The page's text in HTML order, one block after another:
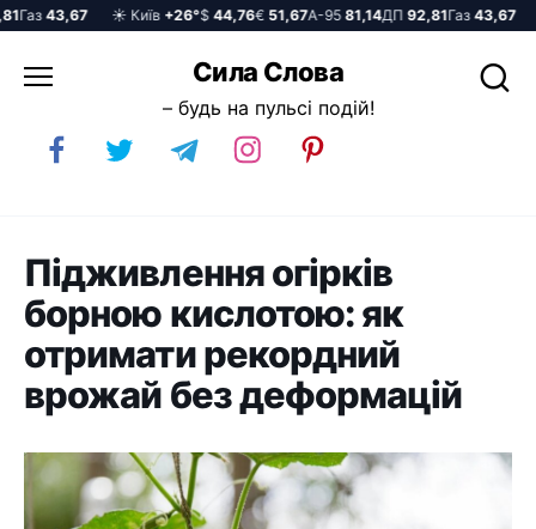
Газ43,67 ☀️ Київ+26°$44,76€51,67А-9581,14ДП92,81Газ43,67
до
Сила Слова
– будь на пульсі подій!
Підживлення огірків
борною кислотою: як
отримати рекордний
врожай без деформацій